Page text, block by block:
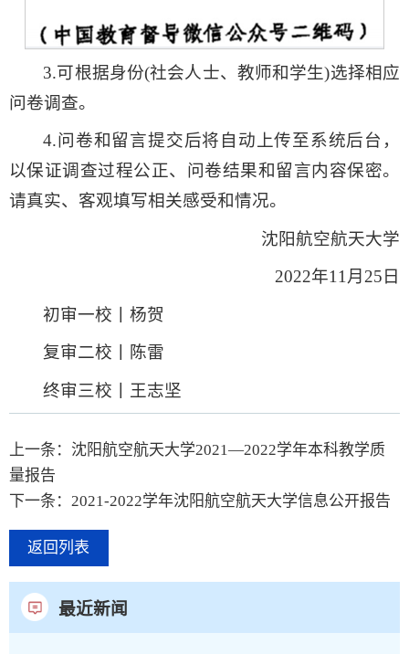
3.可根据身份(社会人士、教师和学生)选择相应
问卷调查。
4.问卷和留言提交后将自动上传至系统后台，
以保证调查过程公正、问卷结果和留言内容保密。
请真实、客观填写相关感受和情况。
沈阳航空航天大学
2022年11月25日
初审一校丨杨贺
复审二校丨陈雷
终审三校丨王志坚
上一条：沈阳航空航天大学2021—2022学年本科教学质
量报告
下一条：2021-2022学年沈阳航空航天大学信息公开报告
返回列表
最近新闻